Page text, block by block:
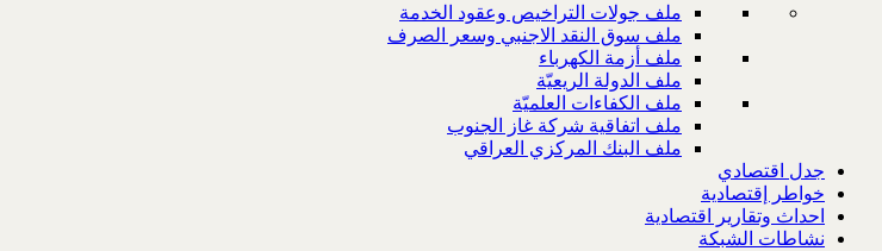
ملف جولات التراخيص وعقود الخدمة
ملف سوق النقد الاجنبي وسعر الصرف
ملف أزمة الكهرباء
ملف الدولة الريعيّة
ملف الكفاءات العلميّة
ملف اتفاقية شركة غاز الجنوب
ملف البنك المركزي العراقي
جدل اقتصادي
خواطر إقتصادية
احداث وتقارير اقتصادية
نشاطات الشبكة